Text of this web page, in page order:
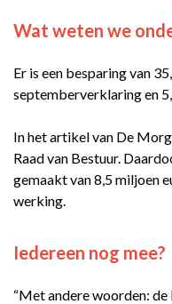
Wat weten we
Er is een besparing van
septemberverklaring en
In het artikel van De
Raad van Bestuur.
gemaakt van 8,5 miljoen
werking.
Iedereen nog mee?
“Met andere woorden: